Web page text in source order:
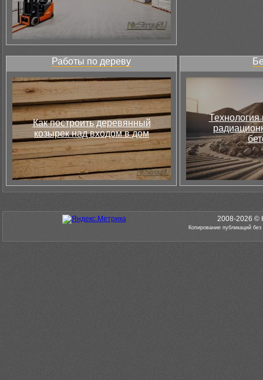
Работы по дереву
Как построить деревянный
козырек над входом в дом
Технология
2008-2026 ©
Копирование публикаций